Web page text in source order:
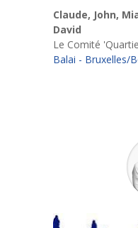
Claude, John,
David
Le Comité
Balai - Bruxelles/